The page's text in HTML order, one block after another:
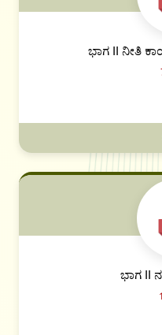
ಭಾಗ II ನೀತಿ
ಭಾಗ II